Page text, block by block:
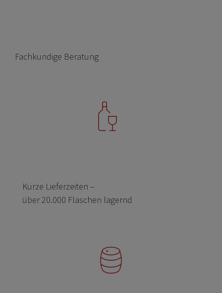
Fachkundige Beratung
Kurze Lieferzeiten –
über 20.000 Flaschen lagernd